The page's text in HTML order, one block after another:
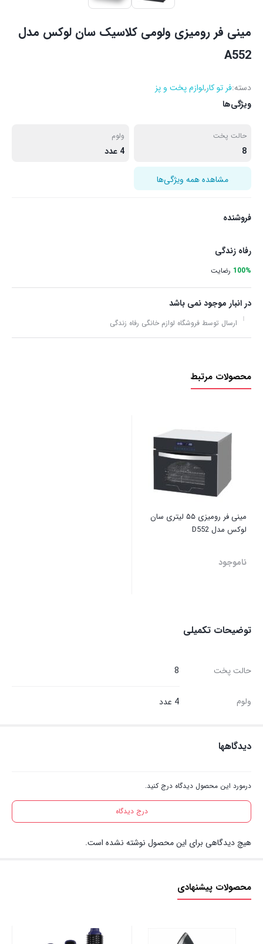
مینی فر رومیزی ولومی کلاسیک سان لوکس مدل
A552
دسته:فر تو کار,لوازم پخت و پز
ویژگی‌ها
حالت پخت
8
ولوم
4 عدد
مشاهده همه ویژگی‌ها
فروشنده
رفاه زندگی
100% رضایت
در انبار موجود نمی باشد
ارسال توسط فروشگاه لوازم خانگی رفاه زندگی
محصولات مرتبط
مینی فر رومیزی ۵۵ لیتری سان
لوکس مدل D552
ناموجود
توضیحات تکمیلی
حالت پخت 8
ولوم 4 عدد
دیدگاهها
درمورد این محصول دیدگاه درج کنید.
درج دیدگاه
هیچ دیدگاهی برای این محصول نوشته نشده است.
محصولات پیشنهادی